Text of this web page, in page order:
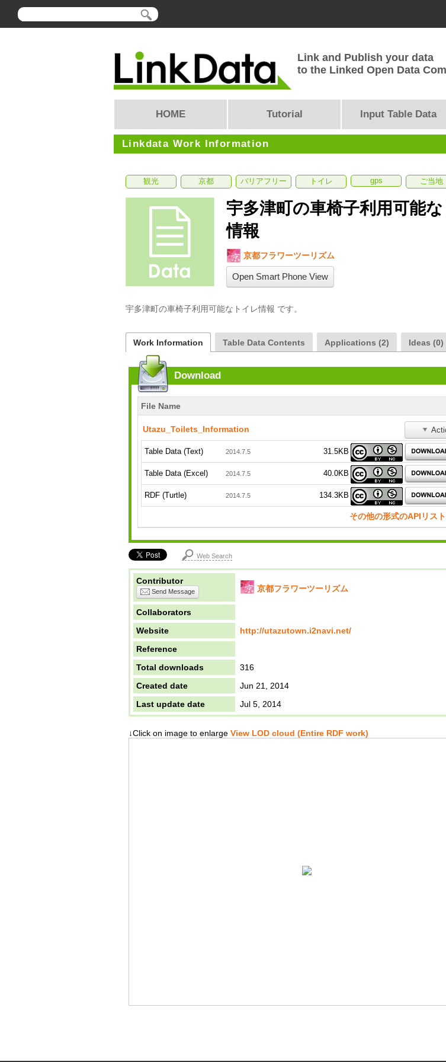
Link and Publish your data
to the Linked Open Data
HOME Tutorial Input Table Data
Linkdata Work Information
観光 京都 バリアフリー トイレ gps ご当地
宇多津町の車椅子利用可能
情報
京都フラワーツーリズム
Open Smart Phone View
宇多津町の車椅子利用可能なトイレ情報 です。
Work Information Table Data Contents Applications (2) Ideas (0)
Download
File Name
Utazu_Toilets_Information
Table Data (Text) 2014.7.5 31.5KB
Table Data (Excel) 2014.7.5 40.0KB
RDF (Turtle) 2014.7.5 134.3KB
その他の形式のAPIリス
Web Search
Contributor
Send Message 京都フラワーツーリズム
Collaborators
Website
http://utazutown.i2navi.net/
Reference
Total downloads
316
Created date
Jun 21, 2014
Last update date
Jul 5, 2014
↓Click on image to enlarge View LOD cloud (Entire RDF work)